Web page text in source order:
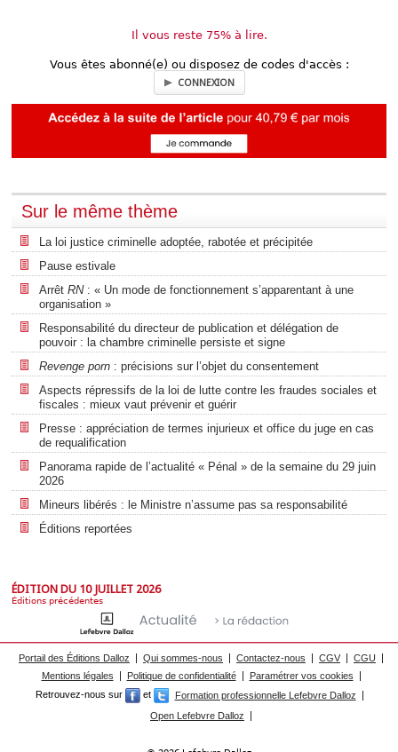
Il vous reste 75% à lire.
Vous êtes abonné(e) ou disposez de codes d'accès :
CONNEXION
Sur le même thème
La loi justice criminelle adoptée, rabotée et précipitée
Pause estivale
Arrêt RN: « Un mode de fonctionnement s’apparentant à une
organisation »
Responsabilité du directeur de publication et délégation de
pouvoir : la chambre criminelle persiste et signe
Revenge porn : précisions sur l’objet du consentement
Aspects répressifs de la loi de lutte contre les fraudes sociales et
fiscales : mieux vaut prévenir et guérir
Presse : appréciation de termes injurieux et office du juge en cas
de requalification
Panorama rapide de l’actualité « Pénal » de la semaine du 29 juin
2026
Mineurs libérés : le Ministre n’assume pas sa responsabilité
Éditions reportées
ÉDITION DU 10 JUILLET 2026
Éditions précédentes
Portail des Éditions Dalloz Qui sommes-nous Contactez-nous CGV
CGU
Mentions légales
Politique de confidentialité
Paramétrer vos cookies
Retrouvez-nous sur
et
Formation professionnelle Lefebvre Dalloz
Open Lefebvre Dalloz